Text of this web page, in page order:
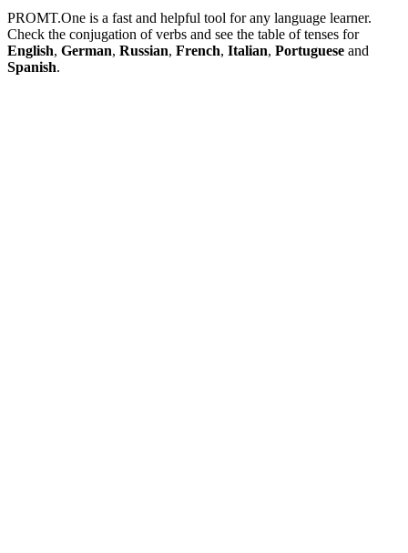
PROMT.One is a fast and helpful tool for any language learner.
Check the conjugation of verbs and see the table of tenses for
English, German, Russian, French, Italian, Portuguese and
Spanish.